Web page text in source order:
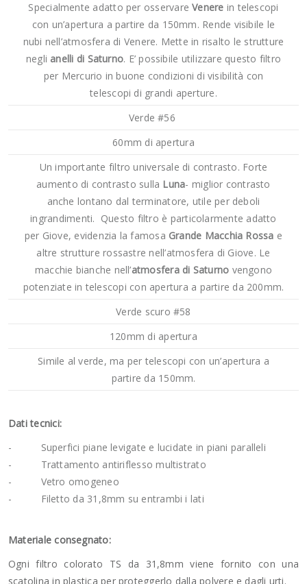
Specialmente adatto per osservareVenere in telescopi
con un’apertura a partire da 150mm. Rende visibile le
nubi nell’atmosfera di Venere. Mette in risalto le strutture
negli anelli di Saturno. E’ possibile utilizzare questo filtro
per Mercurio in buone condizioni di visibilità con
telescopi di grandi aperture.
Verde #56
60mm di apertura
Un importante filtro universale di contrasto. Forte
aumento di contrasto sulla Luna- miglior contrasto
anche lontano dal terminatore, utile per deboli
ingrandimenti. Questo filtro è particolarmente adatto
per Giove, evidenzia la famosa Grande Macchia Rossa e
altre strutture rossastre nell’atmosfera di Giove. Le
macchie bianche nell’atmosfera di Saturno vengono
potenziate in telescopi con apertura a partire da 200mm.
Verde scuro #58
120mm di apertura
Simile al verde, ma per telescopi con un’apertura a
partire da 150mm.
Dati tecnici:
- Superfici piane levigate e lucidate in piani paralleli
- Trattamento antiriflesso multistrato
- Vetro omogeneo
- Filetto da 31,8mm su entrambi i lati
Materiale consegnato:
Ogni filtro colorato TS da 31,8mm viene fornito con una
scatolina in plastica per proteggerlo dalla polvere e dagli urti.